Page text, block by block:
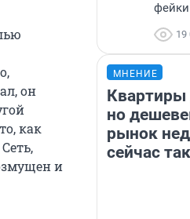
он
как
и
19
МНЕНИЕ
но
рынок
сейчас